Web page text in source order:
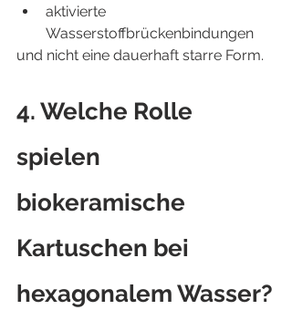
aktivierte
Wasserstoffbrückenbindungen
und nicht eine dauerhaft starre Form.
4. Welche Rolle
spielen
biokeramische
Kartuschen bei
hexagonalem Wasser?